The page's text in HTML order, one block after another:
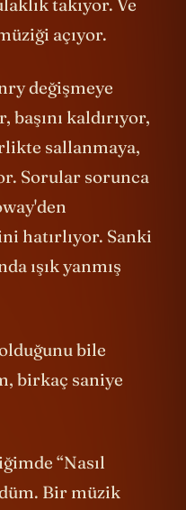
açıyor.
değişmeye
başını kaldırıyor,
sallanmaya,
Sorular sorunca
hatırlıyor. Sanki
ışık yanmış
bile
birkaç saniye
“Nasıl
Bir müzik